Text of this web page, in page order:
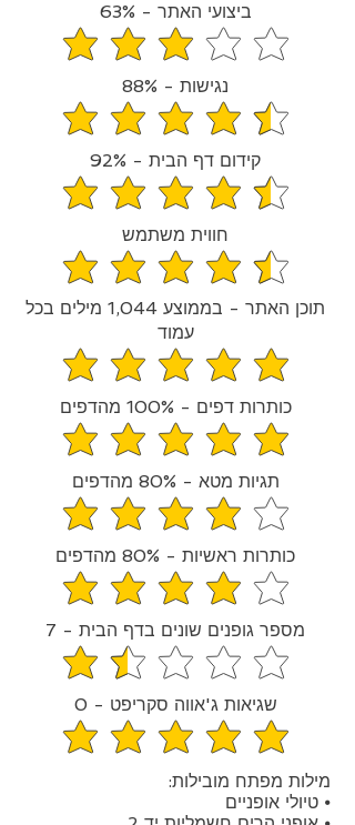
ביצועי האתר - 63%
הוא 3.2 מתוך 5
נגישות - 88%
הוא 4.4 מתוך 5
קידום דף הבית - 92%
הוא 4.6 מתוך 5
חווית משתמש
הוא 4.3 מתוך 5
תוכן האתר - בממוצע 1,044 מילים בכל
עמוד
הוא 4.8 מתוך 5
כותרות דפים - 100% מהדפים
הוא 5 מתוך 5
תגיות מטא - 80% מהדפים
הוא 4 מתוך 5
כותרות ראשיות - 80% מהדפים
הוא 4 מתוך 5
מספר גופנים שונים בדף הבית - 7
הוא 1.5 מתוך 5
שגיאות ג'אווה סקריפט - 0
הוא 5 מתוך 5
מילות מפתח מובילות:
⦁ טיולי אופניים